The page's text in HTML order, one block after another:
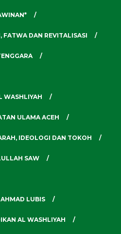
FATWA DAN REVITALISASI
WASHLIYAH
ULAMA ACEH
IDEOLOGI DAN TOKOH
SAW
AHMAD LUBIS
AL WASHLIYAH